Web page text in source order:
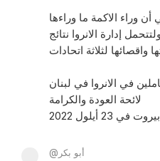
أن وراء الاكمة ما وراءها
إدارة الانروا نتائج
واقصائها لثلاثة اتحادات
في الانروا في لبنان
لائحة العودة والكرامة
بيروت في 23 أيلول 2022
@أبو بكر